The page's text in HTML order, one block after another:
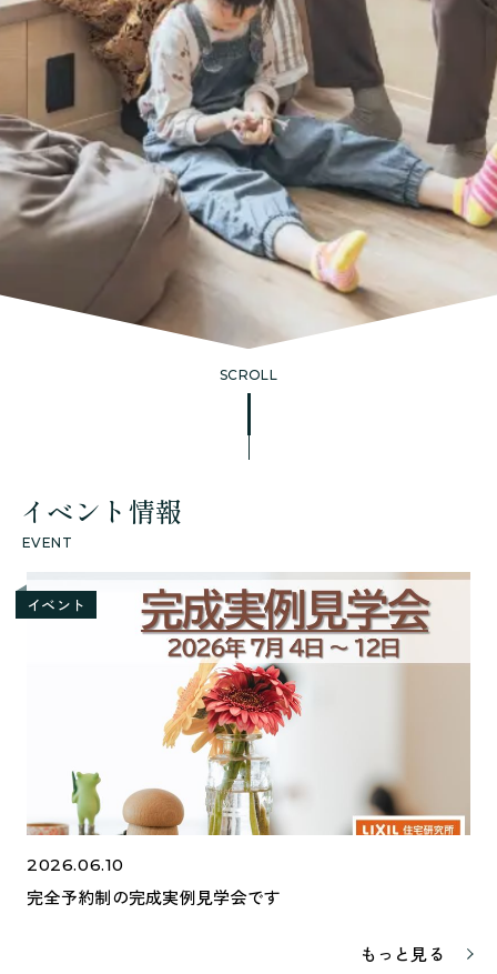
SCROLL
イベント情報
EVENT
イベント
2026.06.10
完全予約制の完成実例見学会です
もっと見る